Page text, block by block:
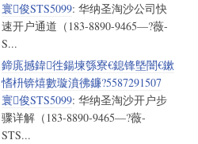
寰俊STS5099: 华纳圣淘沙公司快
速开户通道（183-8890-9465—?薇-
S...
鍗庣撼鍏徃鍚堜綔寮€鎴锋墍闇€鏉
愭枡锛熺數璇濆彿鐮?5587291507
寰俊STS5099: 华纳圣淘沙开户步
骤详解（183-8890-9465—?薇-
STS...